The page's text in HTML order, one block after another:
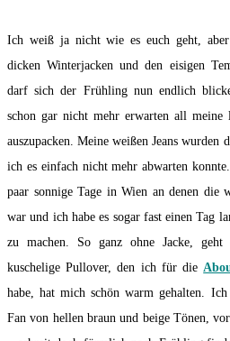
Ich weiß ja nicht wie es euch geht,
dicken Winterjacken und den eisigen
darf sich der Frühling nun endlich
schon gar nicht mehr erwarten all meine
auszupacken. Meine weißen Jeans wurden
ich es einfach nicht mehr abwarten
paar sonnige Tage in Wien an denen die
war und ich habe es sogar fast einen Tag
zu machen. So ganz ohne Jacke,
kuschelige Pullover, den ich für die
habe, hat mich schön warm gehalten.
Fan von hellen braun und beige Tönen,